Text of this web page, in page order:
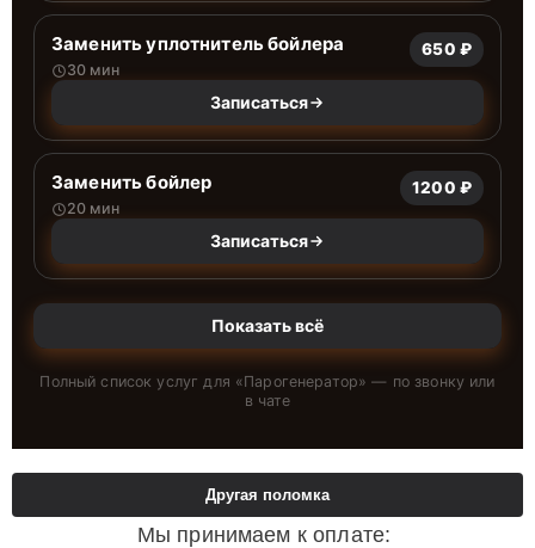
Заменить уплотнитель бойлера
30 мин
650 ₽
Записаться
Заменить бойлер
20 мин
1200 ₽
Записаться
Показать всё
Полный список услуг для «Парогенератор» — по звонку или
в чате
Мы принимаем к оплате:
Другая поломка